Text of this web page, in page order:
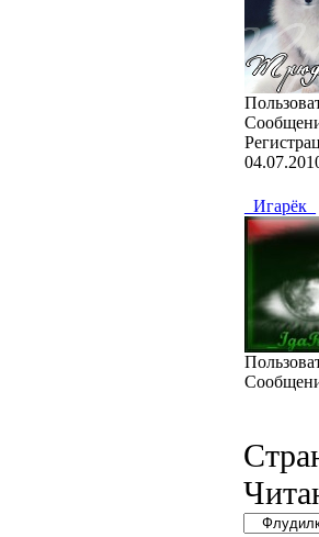
_Игарёк_